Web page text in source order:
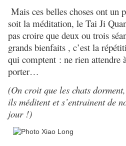
Mais ces belles choses ont un
soit la méditation, le Tai Ji
pas croire que deux ou trois
grands bienfaits , c’est la
qui comptent : ne rien attendre
porter…
(On croit que les chats
ils méditent et s’entrainent de
jour !)